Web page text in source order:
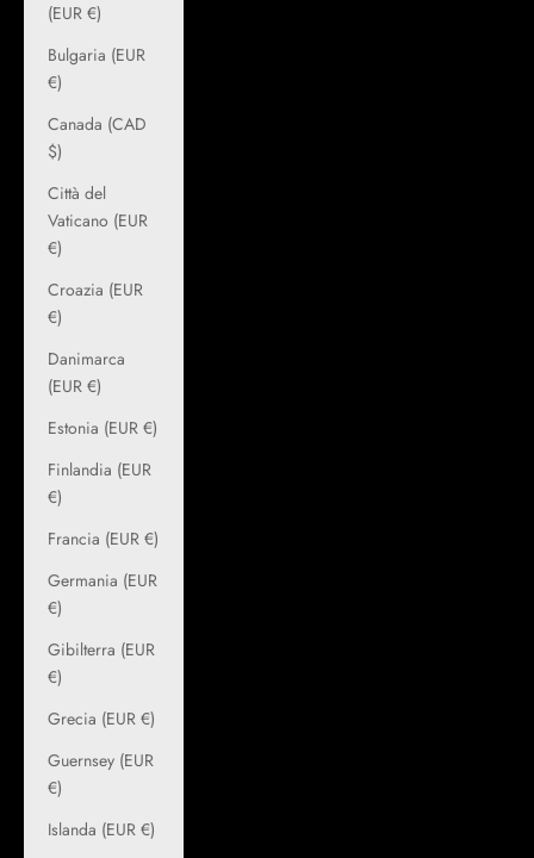
(EUR €)
Bulgaria (EUR
€)
Canada (CAD
$)
Città del
Vaticano (EUR
€)
Croazia (EUR
€)
Danimarca
(EUR €)
Estonia (EUR €)
Finlandia (EUR
€)
Francia (EUR €)
Germania (EUR
€)
Gibilterra (EUR
€)
Grecia (EUR €)
Guernsey (EUR
€)
Islanda (EUR €)